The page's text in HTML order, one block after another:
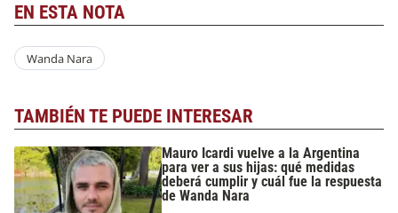
EN ESTA NOTA
Wanda Nara
TAMBIÉN TE PUEDE INTERESAR
Mauro Icardi vuelve a la Argentina
para ver a sus hijas: qué medidas
deberá cumplir y cuál fue la respuesta
de Wanda Nara